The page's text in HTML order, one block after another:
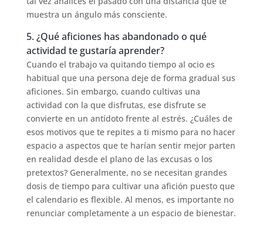
muestra un ángulo más consciente.
5. ¿Qué aficiones has abandonado o qué
actividad te gustaría aprender?
Cuando el trabajo va quitando tiempo al ocio es
habitual que una persona deje de forma gradual sus
aficiones. Sin embargo, cuando cultivas una
actividad con la que disfrutas, ese disfrute se
convierte en un antídoto frente al estrés. ¿Cuáles de
esos motivos que te repites a ti mismo para no hacer
espacio a aspectos que te harían sentir mejor parten
en realidad desde el plano de las excusas o los
pretextos? Generalmente, no se necesitan grandes
dosis de tiempo para cultivar una afición puesto que
el calendario es flexible. Al menos, es importante no
renunciar completamente a un espacio de bienestar.